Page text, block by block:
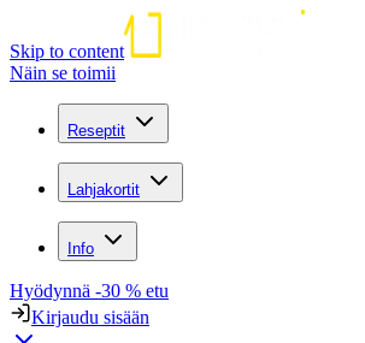
Skip to content
Näin se toimii
Reseptit
Lahjakortit
Info
Hyödynnä -30 % etu
Kirjaudu sisään